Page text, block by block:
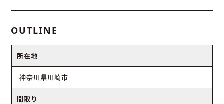
OUTLINE
所在地
神奈川県川崎市
間取り